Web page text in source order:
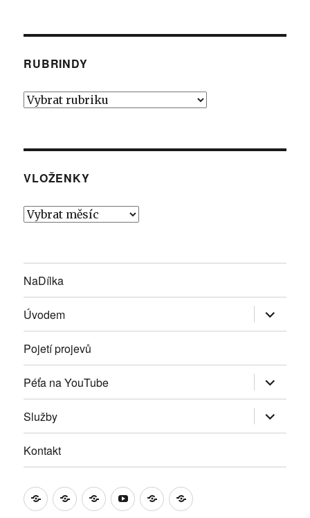
RUBRINDY
Rubrindy
VLOŽENKY
Vloženky
NaDílka
Úvodem Zobrazit
položky
Pojetí projevů
Péťa na YouTube Zobrazit
položky
Služby
Zobrazit
položky
Kontakt
NaDílkaÚvodem
PojetíPéťa SlužbyKontakt